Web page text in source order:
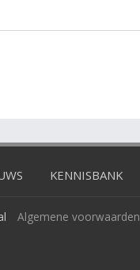
KENNISBANK
Algemene voorwaarden